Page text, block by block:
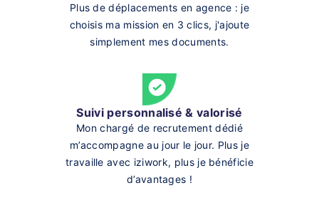
Plus de déplacements en agence : je
choisis ma mission en 3 clics, j'ajoute
simplement mes documents.
Suivi personnalisé & valorisé
Mon chargé de recrutement dédié
m’accompagne au jour le jour. Plus je
travaille avec iziwork, plus je bénéficie
d’avantages !